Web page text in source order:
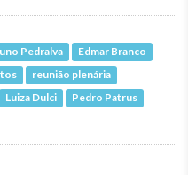
Pedralva
Edmar Branco
reunião plenária
Luiza Dulci
Pedro Patrus